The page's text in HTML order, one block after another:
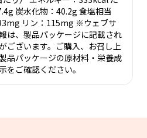
炭水化物：40.2g 食塩相当
リン：115mg ※ウェブサ
は、製品パッケージに記載され
ございます。ご購入、お召し上
品パッケージの原材料・栄養成
をご確認ください。